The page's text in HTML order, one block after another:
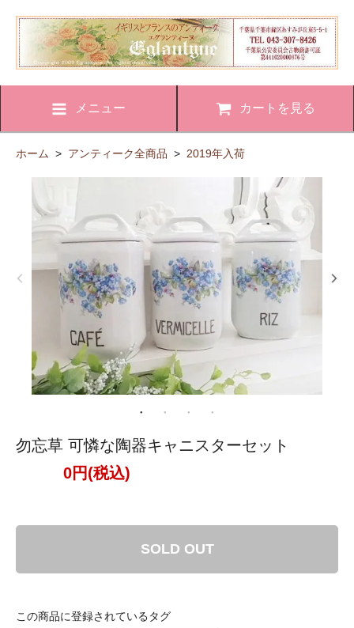
メニュー カートを見る
ホーム > アンティーク全商品 > 2019年入荷
勿忘草 可憐な陶器キャニスターセット
0円(税込)
SOLD OUT
この商品に登録されているタグ